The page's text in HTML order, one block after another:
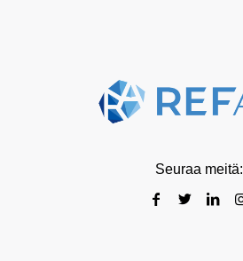
Seuraa meitä: